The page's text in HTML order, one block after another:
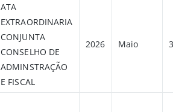
ATA
EXTRAORDINARIA
CONJUNTA
CONSELHO DE
ADMINSTRAÇÃO
E FISCAL
2026 Maio